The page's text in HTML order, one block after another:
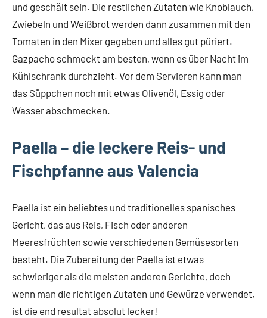
und geschält sein. Die restlichen Zutaten wie Knoblauch,
Zwiebeln und Weißbrot werden dann zusammen mit den
Tomaten in den Mixer gegeben und alles gut püriert.
Gazpacho schmeckt am besten, wenn es über Nacht im
Kühlschrank durchzieht. Vor dem Servieren kann man
das Süppchen noch mit etwas Olivenöl, Essig oder
Wasser abschmecken.
Paella – die leckere Reis- und
Fischpfanne aus Valencia
Paella ist ein beliebtes und traditionelles spanisches
Gericht, das aus Reis, Fisch oder anderen
Meeresfrüchten sowie verschiedenen Gemüsesorten
besteht. Die Zubereitung der Paella ist etwas
schwieriger als die meisten anderen Gerichte, doch
wenn man die richtigen Zutaten und Gewürze verwendet,
ist die end resultat absolut lecker!